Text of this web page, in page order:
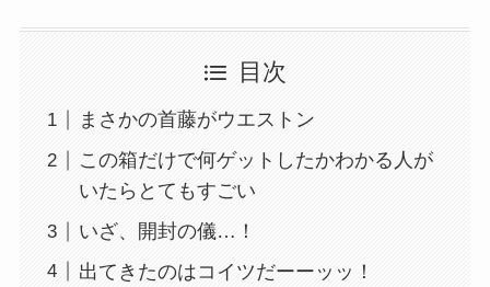
目次
まさかの首藤がウエストン
この箱だけで何ゲットしたかわかる人が
いたらとてもすごい
いざ、開封の儀…！
出てきたのはコイツだーーッッ！